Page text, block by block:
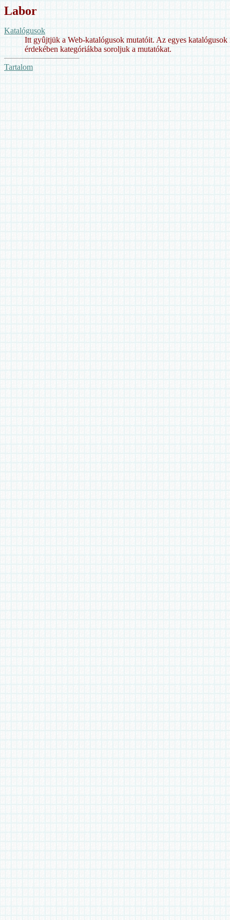
Labor
Katalógusok
Itt gyûjtjük a Web-katalógusok mutatóit. Az egyes
érdekében kategóriákba soroljuk a mutatókat.
Tartalom